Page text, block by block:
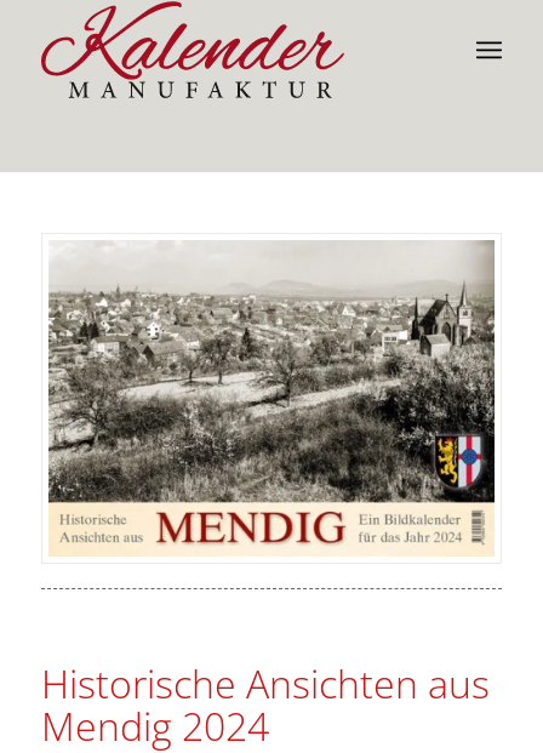
Historische Ansichten aus
Mendig 2024